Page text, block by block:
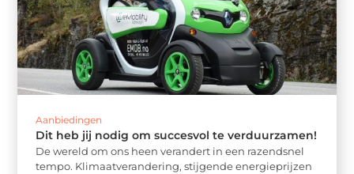
Aanbiedingen
Dit heb jij nodig om succesvol te verduurzamen!
De wereld om ons heen verandert in een razendsnel
tempo. Klimaatverandering, stijgende energieprijzen